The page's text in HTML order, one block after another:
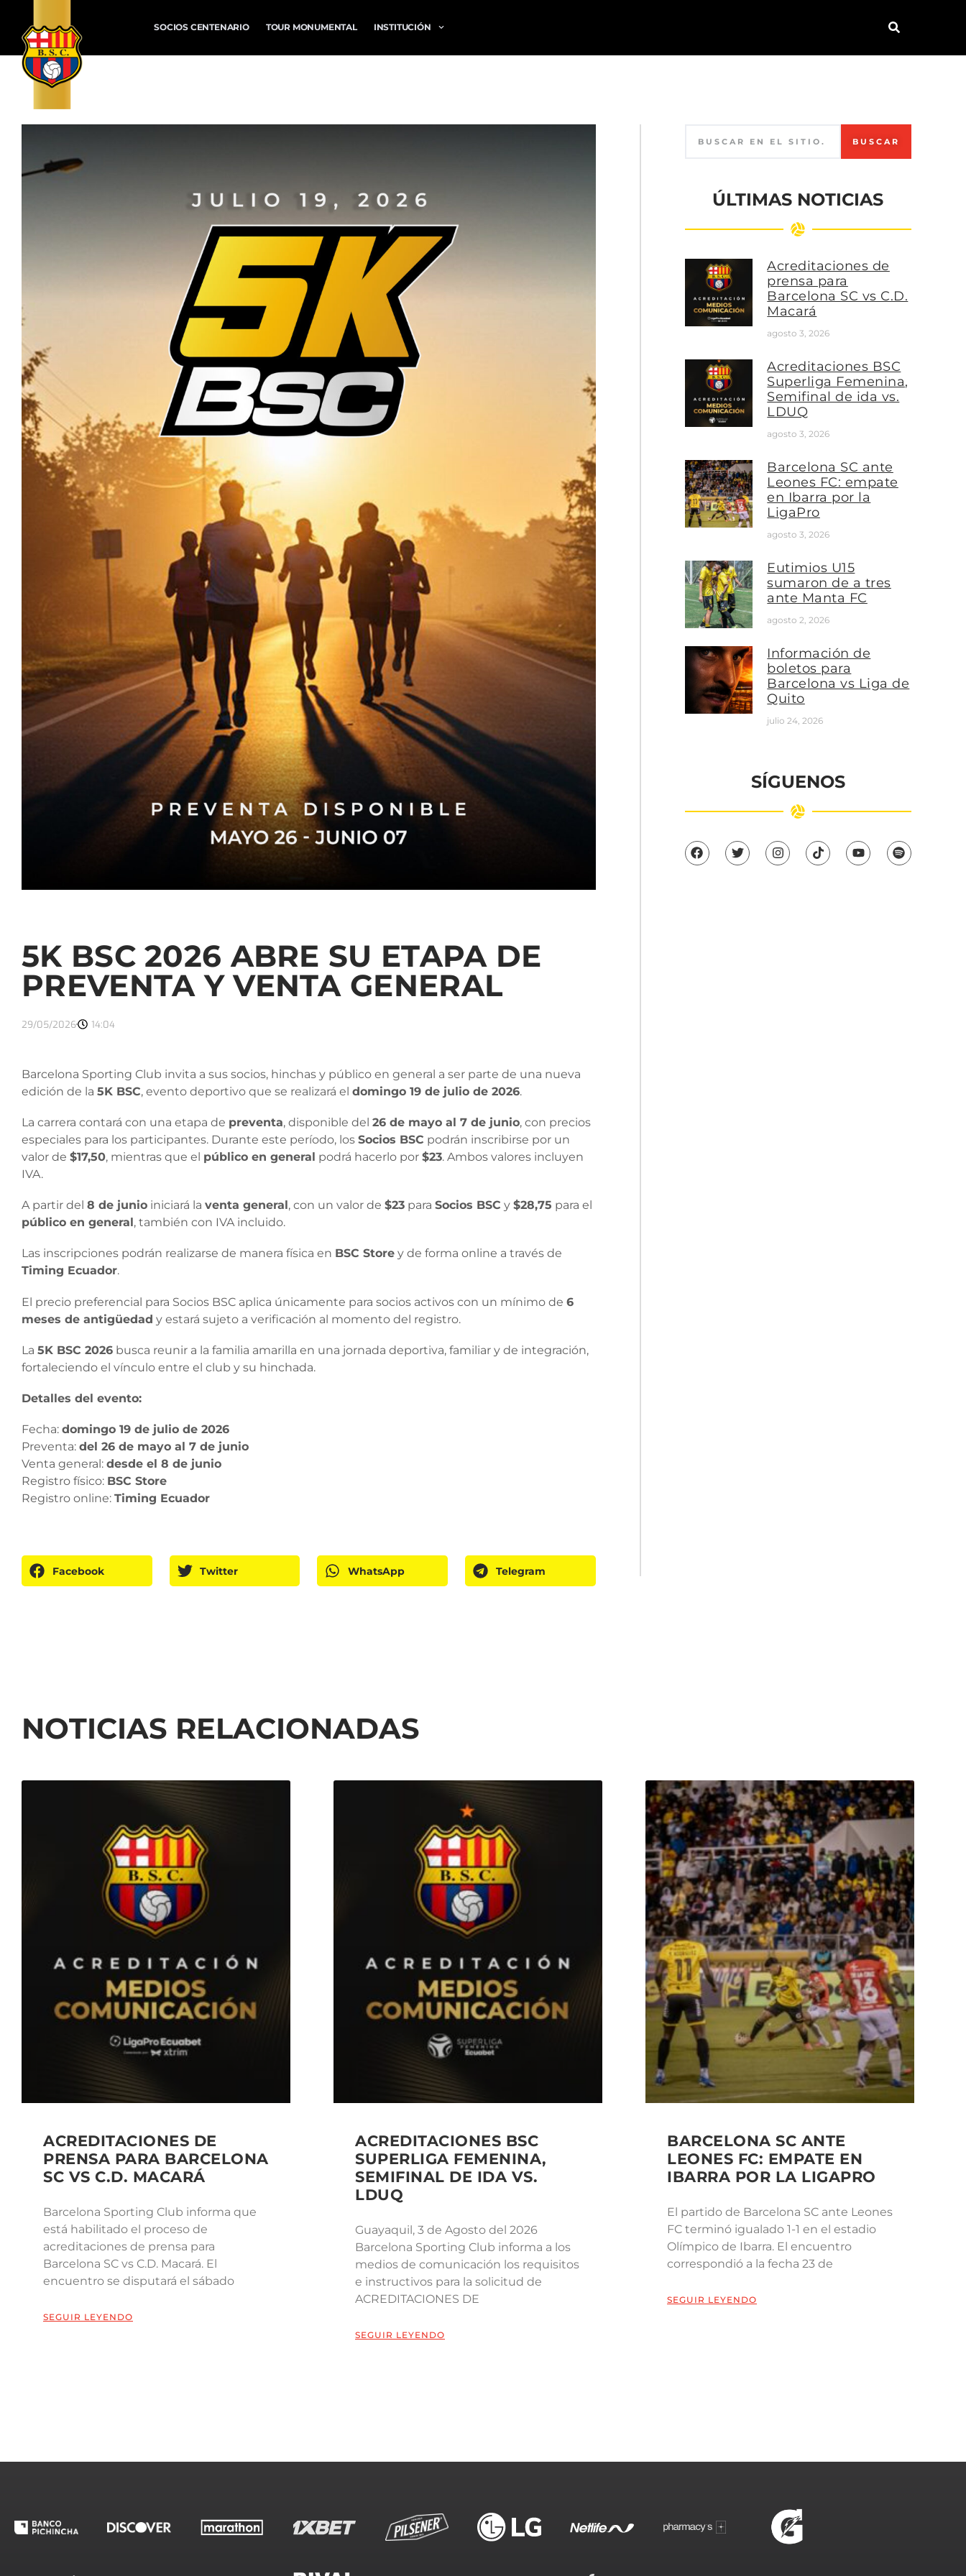
SOCIOS CENTENARIO TOUR MONUMENTAL INSTITUCIÓN
5K BSC 2026 ABRE SU ETAPA DE
PREVENTA Y VENTA GENERAL
29/05/2026 14:04
Barcelona Sporting Club invita a sus socios, hinchas y público en general a ser parte de una nueva
edición de la 5K BSC, evento deportivo que se realizará el domingo 19 de julio de 2026.
La carrera contará con una etapa de preventa, disponible del 26 de mayo al 7 de junio, con precios
especiales para los participantes. Durante este período, los Socios BSC podrán inscribirse por un
valor de $17,50, mientras que el público en general podrá hacerlo por $23. Ambos valores incluyen
IVA.
A partir del 8 de junio iniciará la venta general , con un valor de $23 para Socios BSC y $28,75 para el
público en general , también con IVA incluido.
Las inscripciones podrán realizarse de manera física en BSC Store y de forma online a través de
Timing Ecuador.
El precio preferencial para Socios BSC aplica únicamente para socios activos con un mínimo de 6
meses de antigüedad y estará sujeto a verificación al momento del registro.
La 5K BSC 2026 busca reunir a la familia amarilla en una jornada deportiva, familiar y de integración,
fortaleciendo el vínculo entre el club y su hinchada.
Detalles del evento:
Fecha: domingo 19 de julio de 2026
Preventa: del 26 de mayo al 7 de junio
Venta general: desde el 8 de junio
Registro físico: BSC Store
Registro online: Timing Ecuador
Facebook Twitter WhatsApp Telegram
BUSCAR
ÚLTIMAS NOTICIAS
Acreditaciones de
prensa para
Barcelona SC vs C.D.
Macará
agosto 3, 2026
Acreditaciones BSC
Superliga Femenina,
Semifinal de ida vs.
LDUQ
agosto 3, 2026
Barcelona SC ante
Leones FC: empate
en Ibarra por la
LigaPro
agosto 3, 2026
Eutimios U15
sumaron de a tres
ante Manta FC
agosto 2, 2026
Información de
boletos para
Barcelona vs Liga de
Quito
julio 24, 2026
SÍGUENOS
NOTICIAS RELACIONADAS
ACREDITACIONES DE
PRENSA PARA BARCELONA
SC VS C.D. MACARÁ
Barcelona Sporting Club informa que
está habilitado el proceso de
acreditaciones de prensa para
Barcelona SC vs C.D. Macará. El
encuentro se disputará el sábado
SEGUIR LEYENDO
ACREDITACIONES BSC
SUPERLIGA FEMENINA,
SEMIFINAL DE IDA VS.
LDUQ
Guayaquil, 3 de Agosto del 2026
Barcelona Sporting Club informa a los
medios de comunicación los requisitos
e instructivos para la solicitud de
ACREDITACIONES DE
SEGUIR LEYENDO
BARCELONA SC ANTE
LEONES FC: EMPATE EN
IBARRA POR LA LIGAPRO
El partido de Barcelona SC ante Leones
FC terminó igualado 1-1 en el estadio
Olímpico de Ibarra. El encuentro
correspondió a la fecha 23 de
SEGUIR LEYENDO